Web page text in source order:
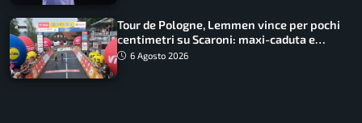
Tour de Pologne, Lemmen vince per pochi
centimetri su Scaroni: maxi-caduta e
tappa accorciata
6 Agosto 2026